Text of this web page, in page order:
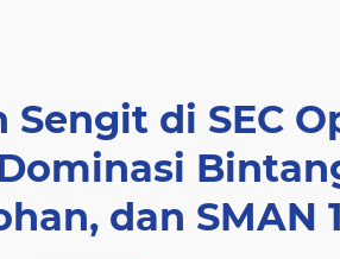
Sengit di SEC
dan SMAN